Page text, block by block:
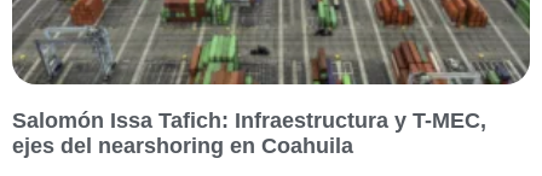
Salomón Issa Tafich: Infraestructura y T-MEC,
ejes del nearshoring en Coahuila